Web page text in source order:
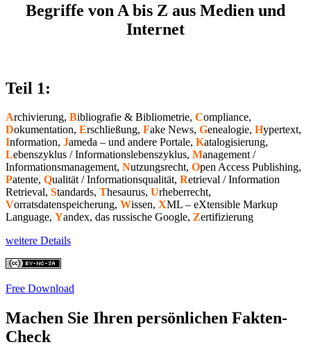
Begriffe von A bis Z aus Medien und
Internet
Teil 1:
Archivierung, Bibliografie & Bibliometrie, Compliance,
Dokumentation, Erschließung, Fake News, Genealogie, Hypertext,
Information, Jameda – und andere Portale, Katalogisierung,
Lebenszyklus / Informationslebenszyklus, Management /
Informationsmanagement, Nutzungsrecht, Open Access Publishing,
Patente, Qualität / Informationsqualität, Retrieval / Information
Retrieval, Standards, Thesaurus, Urheberrecht,
Vorratsdatenspeicherung, Wissen, XML – eXtensible Markup
Language, Yandex, das russische Google, Zertifizierung
weitere Details
Free Download
Machen Sie Ihren persönlichen Fakten-
Check